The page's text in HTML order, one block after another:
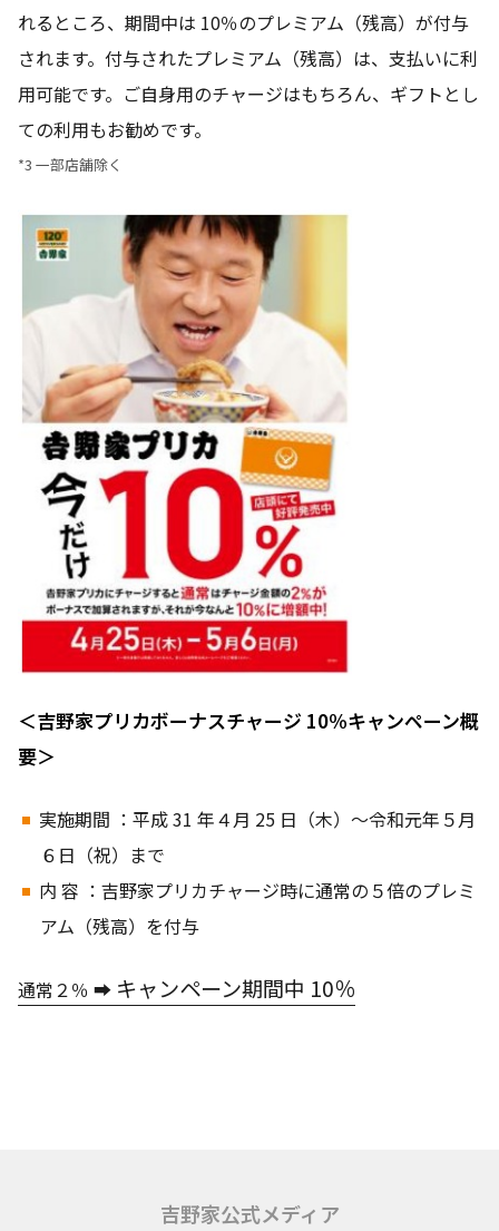
れるところ、期間中は 10％のプレミアム（残高）が付与
されます。付与されたプレミアム（残高）は、支払いに利
用可能です。ご自身用のチャージはもちろん、ギフトとし
ての利用もお勧めです。
*3 一部店舗除く
＜吉野家プリカボーナスチャージ 10％キャンペーン概
要＞
実施期間 ：平成 31 年４月 25 日（木）～令和元年５月
６日（祝）まで
内 容 ：吉野家プリカチャージ時に通常の５倍のプレミ
アム（残高）を付与
通常２％ ➡ キャンペーン期間中 10％
吉野家公式メディア